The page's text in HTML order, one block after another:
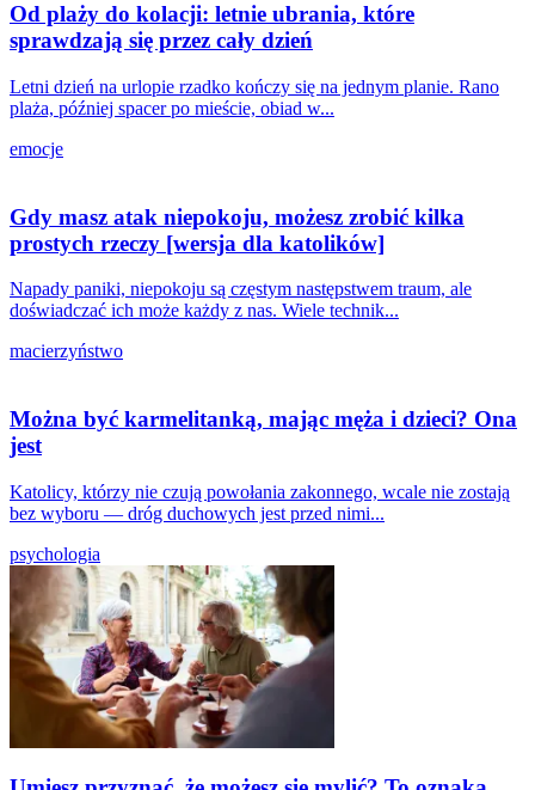
Od plaży do kolacji: letnie ubrania, które
sprawdzają się przez cały dzień
Letni dzień na urlopie rzadko kończy się na jednym planie. Rano
plaża, później spacer po mieście, obiad w...
emocje
Gdy masz atak niepokoju, możesz zrobić kilka
prostych rzeczy [wersja dla katolików]
Napady paniki, niepokoju są częstym następstwem traum, ale
doświadczać ich może każdy z nas. Wiele technik...
macierzyństwo
Można być karmelitanką, mając męża i dzieci? Ona
jest
Katolicy, którzy nie czują powołania zakonnego, wcale nie zostają
bez wyboru — dróg duchowych jest przed nimi...
psychologia